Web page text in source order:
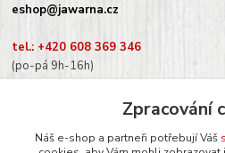
eshop@jawarna.cz
tel.: +420 608 369 346
(po-pá 9h-16h)
Zpracování
Náš e-shop a partneři potřebují Váš